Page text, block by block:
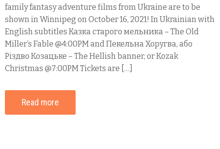
family fantasy adventure films from Ukraine are to be
shown in Winnipeg on October 16, 2021! In Ukrainian with
English subtitles Казка старого мельника – The Old
Miller’s Fable @4:00PM and Пекельна Хоругва, або
Різдво Козацьке – The Hellish banner, or Kozak
Christmas @7:00PM Tickets are […]
Read more